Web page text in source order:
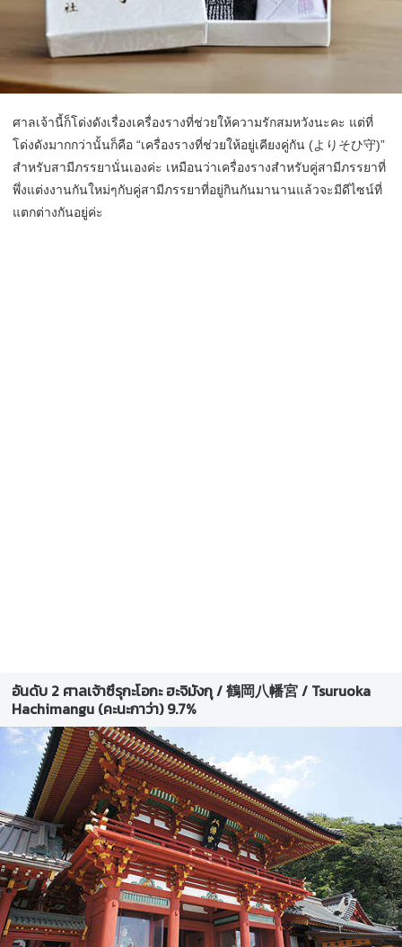
ศาลเจ้านี้ก็โด่งดังเรื่องเครื่องรางที่ช่วยให้ความรักสมหวังนะคะ แต่ที่
โด่งดังมากกว่านั้นก็คือ “เครื่องรางที่ช่วยให้อยู่เคียงคู่กัน (よりそひ守)”
สำหรับสามีภรรยานั่นเองค่ะ เหมือนว่าเครื่องรางสำหรับคู่สามีภรรยาที่
พึ่งแต่งงานกันใหม่ๆกับคู่สามีภรรยาที่อยู่กินกันมานานแล้วจะมีดีไซน์ที่
แตกต่างกันอยู่ค่ะ
อันดับ 2 ศาลเจ้าซึรุกะโอกะ ฮะจิมังกุ / 鶴岡八幡宮 / Tsuruoka
Hachimangu (คะนะกาว่า) 9.7%